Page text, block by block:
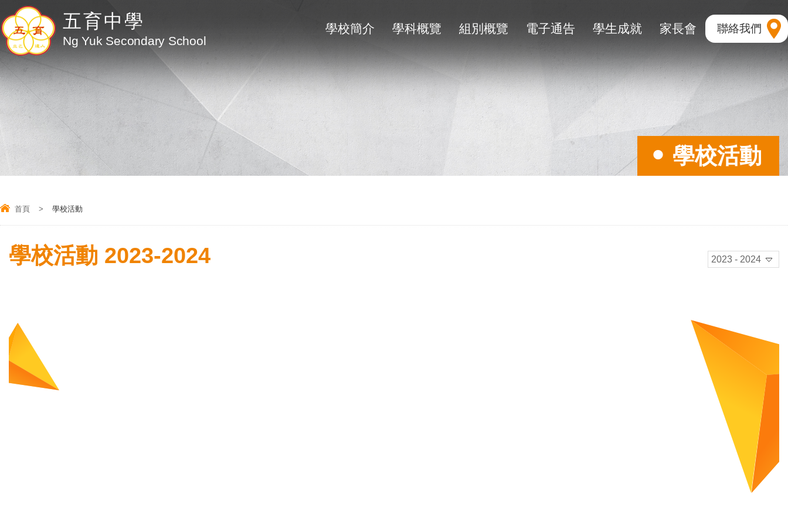
五育中學
Ng Yuk Secondary School
聯絡我們
學校簡介 學科概覽 組別概覽 電子通告 學生成就 家長會
學校活動
首頁 > 學校活動
學校活動 2023-2024 2023 - 2024